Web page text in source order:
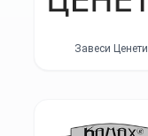
Завеси Ценети